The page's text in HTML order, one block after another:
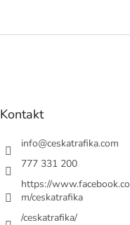
Kontakt
info@ceskatrafika.com
777 331 200
https://www.facebook.co
m/ceskatrafika
/ceskatrafika/